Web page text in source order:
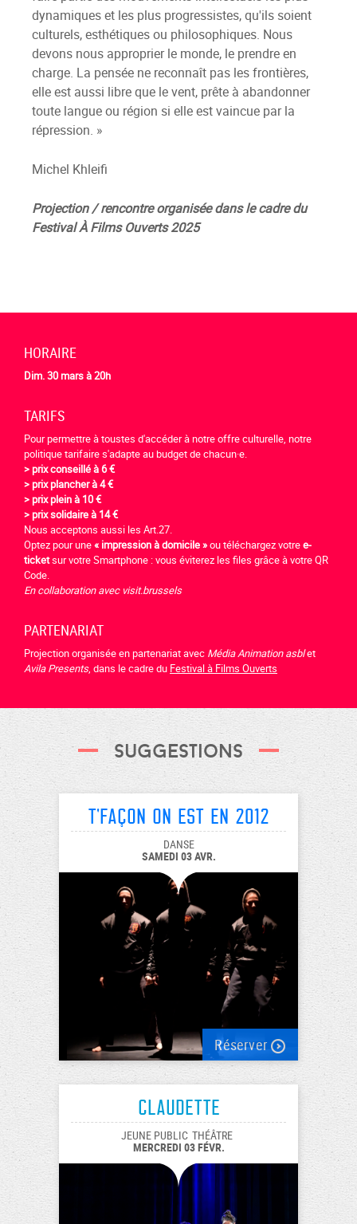
dynamiques et les plus progressistes, qu'ils soient
culturels, esthétiques ou philosophiques. Nous
devons nous approprier le monde, le prendre en
charge. La pensée ne reconnaît pas les frontières,
elle est aussi libre que le vent, prête à abandonner
toute langue ou région si elle est vaincue par la
répression. »
Michel Khleifi
Projection / rencontre organisée dans le cadre du
Festival À Films Ouverts 2025
HORAIRE
Dim. 30 mars à 20h
TARIFS
Pour permettre à toustes d'accéder à notre offre culturelle, notre
politique tarifaire s'adapte au budget de chacun·e.
> prix conseillé à 6 €
> prix plancher à 4 €
> prix plein à 10 €
> prix solidaire à 14 €
Nous acceptons aussi les Art.27.
Optez pour une« impression à domicile »ou téléchargez votree-
ticketsur votre Smartphone : vous éviterez les files grâce à votre QR
Code.
En collaboration avec visit.brussels
PARTENARIAT
Projection organisée en partenariat avec Média Animation asblet
Avila Presents, dans le cadre du Festival à Films Ouverts
Suggestions
T'façon on est en 2012
DANSE
SAMEDI 03 AVR.
Réserver
Claudette
JEUNE PUBLIC THÉÂTRE
MERCREDI 03 FÉVR.